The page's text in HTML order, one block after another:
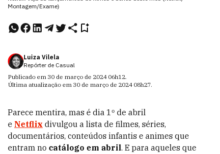
Montagem/Exame)
Luiza Vilela
Repórter de Casual
Publicado em 30 de março de 2024 06h12.
Última atualização em 30 de março de 2024 08h27.
Parece mentira, mas é dia 1º de abril
e Netflix divulgou a lista de filmes, séries,
documentários, conteúdos infantis e animes que
entram no catálogo em abril. E para aqueles que